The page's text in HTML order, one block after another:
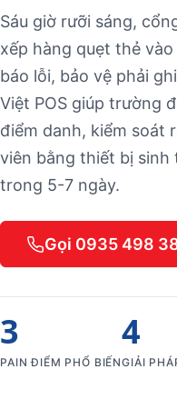
Sáu giờ rưỡi sáng,
xếp hàng quẹt thẻ
báo lỗi, bảo vệ phải
Việt POS giúp trường
điểm danh, kiểm soát
viên bằng thiết bị
trong 5-7 ngày.
Gọi 0935 498
3
PAIN ĐIỂM PHỔ BIẾN
4
GIẢI